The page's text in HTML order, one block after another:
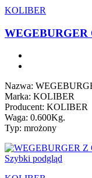
KOLIBER
Nazwa:
Marka: KOLIBER
Producent: KOLIBER
Waga: 0.600Kg.
Typ: mrożony
Szybki podgląd